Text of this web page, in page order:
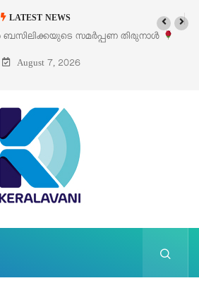
LATEST NEWS
‘പെറ്റൽസ്’ ലൈഫ് സ്റ്റൈൽ
August 7, 2026